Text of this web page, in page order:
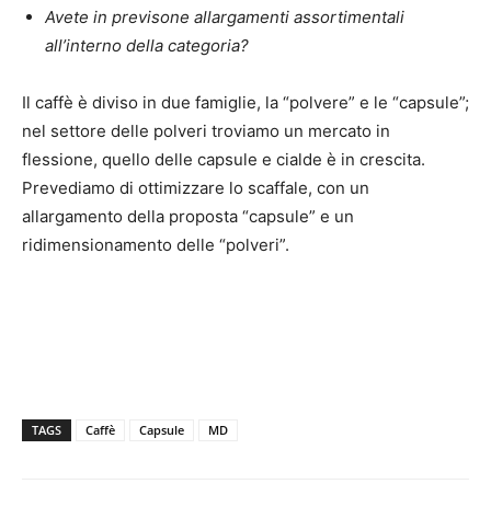
Avete in previsone allargamenti assortimentali
all’interno della categoria?
Il caffè è diviso in due famiglie, la “polvere” e le “capsule”;
nel settore delle polveri troviamo un mercato in
flessione, quello delle capsule e cialde è in crescita.
Prevediamo di ottimizzare lo scaffale, con un
allargamento della proposta “capsule” e un
ridimensionamento delle “polveri”.
TAGS Caffè Capsule MD